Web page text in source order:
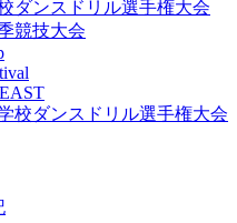
ダンスドリル選手権大会
競技大会
校ダンスドリル選手権大会